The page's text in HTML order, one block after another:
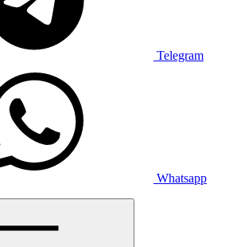
Telegram
Whatsapp